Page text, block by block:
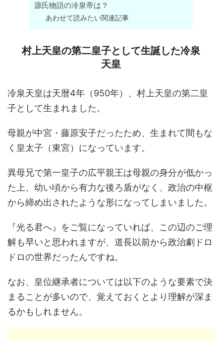
源氏物語の冷泉帝は？
あわせて読みたい関連記事
村上天皇の第二皇子として生誕した冷泉
天皇
冷泉天皇は天暦4年（950年）、村上天皇の第二皇
子として生まれました。
母親が中宮・藤原安子だったため、生まれて間もな
く皇太子（東宮）になっています。
異母兄で第一皇子の広平親王は母親の身分が低かっ
た上、幼い頃から有力な後ろ盾がなく、政治の中枢
から締め出されたような形になってしまいました。
『光る君へ』をご覧になっていれば、この辺のご理
解も早いと思われますが、道長以前から政治劇ドロ
ドロの世界だったんですね。
なお、皇位継承者については以下のような要素で決
まることが多いので、覚えておくとより理解が深ま
るかもしれません。